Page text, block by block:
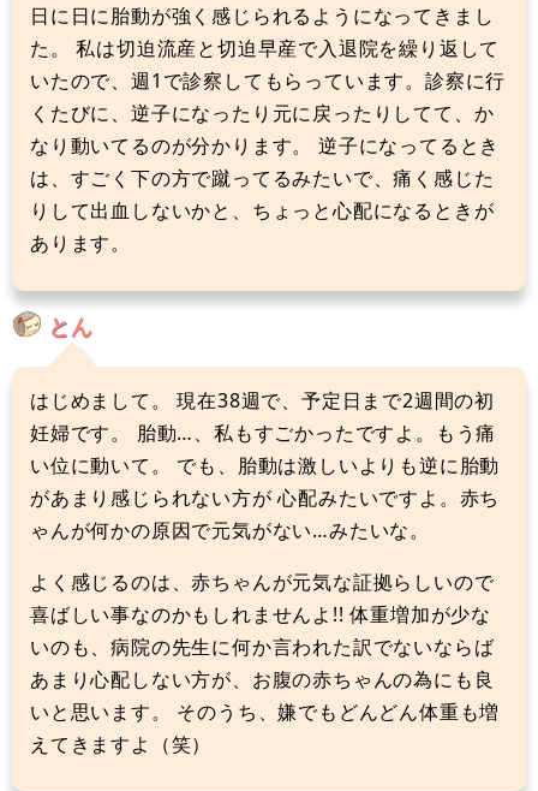
日に日に胎動が強く感じられるようになってきまし
た。 私は切迫流産と切迫早産で入退院を繰り返して
いたので、週1で診察してもらっています。診察に行
くたびに、逆子になったり元に戻ったりしてて、か
なり動いてるのが分かります。 逆子になってるとき
は、すごく下の方で蹴ってるみたいで、痛く感じた
りして出血しないかと、ちょっと心配になるときが
あります。
とん
はじめまして。 現在38週で、予定日まで2週間の初
妊婦です。 胎動…、私もすごかったですよ。もう痛
い位に動いて。 でも、胎動は激しいよりも逆に胎動
があまり感じられない方が 心配みたいですよ。赤ち
ゃんが何かの原因で元気がない…みたいな。
よく感じるのは、赤ちゃんが元気な証拠らしいので
喜ばしい事なのかもしれませんよ!! 体重増加が少な
いのも、病院の先生に何か言われた訳でないならば
あまり心配しない方が、お腹の赤ちゃんの為にも良
いと思います。 そのうち、嫌でもどんどん体重も増
えてきますよ（笑）